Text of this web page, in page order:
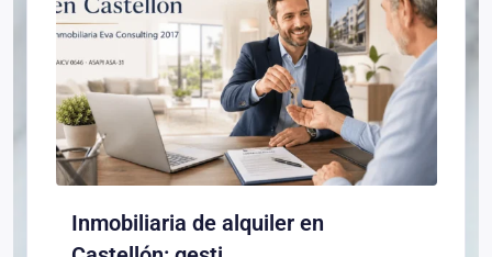
Inmobiliaria de alquiler en